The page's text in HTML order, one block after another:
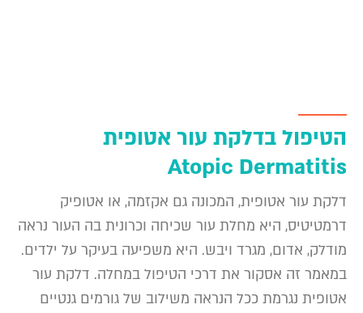
הטיפול בדלקת עור אטופית
Atopic Dermatitis
דלקת עור אטופית, המכונה גם אקזמה, או אטופיק
דרמטיטיס, היא מחלת עור שכיחה וכרונית בה העור נראה
מודלק, אדום, מגרד ויבש. היא משפיעה בעיקר על ילדים.
במאמר זה אסקור את דרכי הטיפול במחלה. דלקת עור
אטופית נגרמת ככל הנראה משילוב של גורמים גנטיים